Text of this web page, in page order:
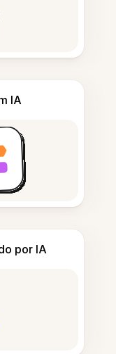
IA
por IA